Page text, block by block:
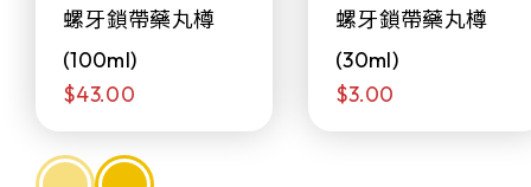
螺牙鎖帶藥丸樽
(100ml)
$43.00
螺牙鎖帶藥丸樽
(30ml)
$3.00